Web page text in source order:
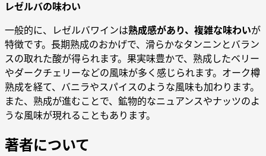
レゼルバの味わい
一般的に、レゼルバワインは熟成感があり、複雑な味わいが
特徴です。長期熟成のおかげで、滑らかなタンニンとバラン
スの取れた酸が得られます。果実味豊かで、熟成したベリー
やダークチェリーなどの風味が多く感じられます。オーク樽
熟成を経て、バニラやスパイスのような風味も加わります。
また、熟成が進むことで、鉱物的なニュアンスやナッツのよ
うな風味が現れることもあります。
著者について